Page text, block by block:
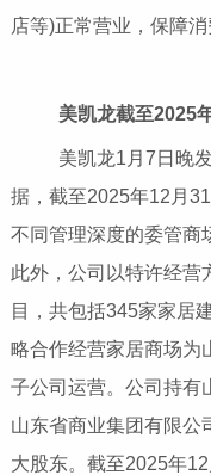
店等)正常营业，保障消
美凯龙截至2025
美凯龙1月7日晚发
据，截至2025年12月
不同管理深度的委管商
此外，公司以特许经营
目，共包括345家家居
略合作经营家居商场为
子公司运营。公司持有
山东省商业集团有限公
大股东。截至2025年